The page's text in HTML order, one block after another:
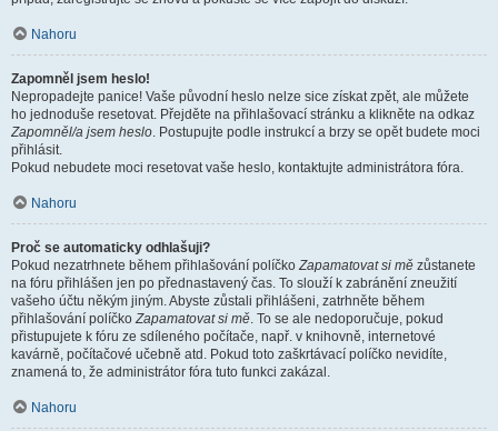
Nahoru
Zapomněl jsem heslo!
Nepropadejte panice! Vaše původní heslo nelze sice získat zpět, ale můžete
ho jednoduše resetovat. Přejděte na přihlašovací stránku a klikněte na odkaz
Zapomněl/a jsem heslo. Postupujte podle instrukcí a brzy se opět budete moci
přihlásit.
Pokud nebudete moci resetovat vaše heslo, kontaktujte administrátora fóra.
Nahoru
Proč se automaticky odhlašuji?
Pokud nezatrhnete během přihlašování políčkoZapamatovat si mě zůstanete
na fóru přihlášen jen po přednastavený čas. To slouží k zabránění zneužití
vašeho účtu někým jiným. Abyste zůstali přihlášeni, zatrhněte během
přihlašování políčkoZapamatovat si mě. To se ale nedoporučuje, pokud
přistupujete k fóru ze sdíleného počítače, např. v knihovně, internetové
kavárně, počítačové učebně atd. Pokud toto zaškrtávací políčko nevidíte,
znamená to, že administrátor fóra tuto funkci zakázal.
Nahoru